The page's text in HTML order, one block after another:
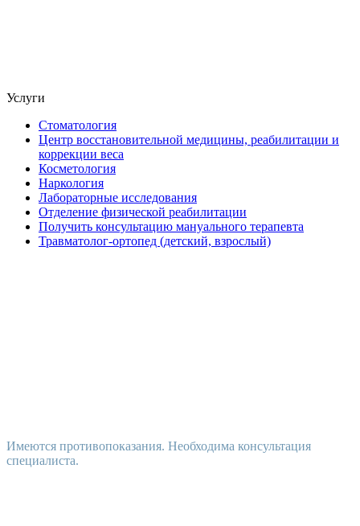
Услуги
Стоматология
Центр восстановительной медицины, реабилитации и
коррекции веса
Косметология
Наркология
Лабораторные исследования
Отделение физической реабилитации
Получить консультацию мануального терапевта
Травматолог-ортопед (детский, взрослый)
Имеются противопоказания. Необходима консультация
специалиста.